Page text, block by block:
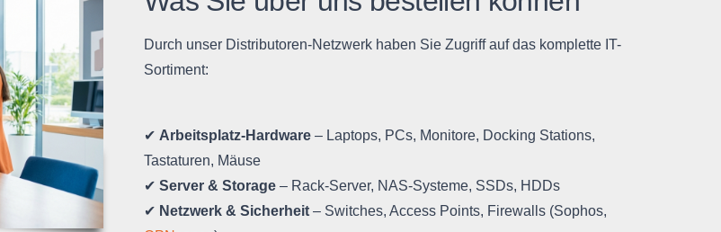
Durch unser Distributoren-Netzwerk haben Sie Zugriff auf das komplette IT-
Sortiment:
✔ Arbeitsplatz-Hardware – Laptops, PCs, Monitore, Docking Stations,
Tastaturen, Mäuse
✔ Server & Storage – Rack-Server, NAS-Systeme, SSDs, HDDs
✔ Netzwerk & Sicherheit – Switches, Access Points, Firewalls (Sophos,